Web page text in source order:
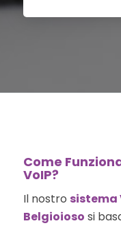
Come
VoIP?
Il nostro sistema
Belgioioso si